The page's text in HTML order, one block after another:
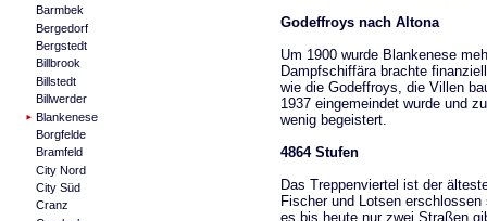
Barmbek
Bergedorf
Bergstedt
Billbrook
Billstedt
Billwerder
Blankenese
Borgfelde
Bramfeld
City Nord
City Süd
Cranz
Godeffroys nach Altona
Um 1900 wurde Blankenese
Dampfschiffära brachte
wie die Godeffroys, die Villen
1937 eingemeindet wurde und
wenig begeistert.
4864 Stufen
Das Treppenviertel ist der
Fischer und Lotsen
es bis heute nur zwei Straßen